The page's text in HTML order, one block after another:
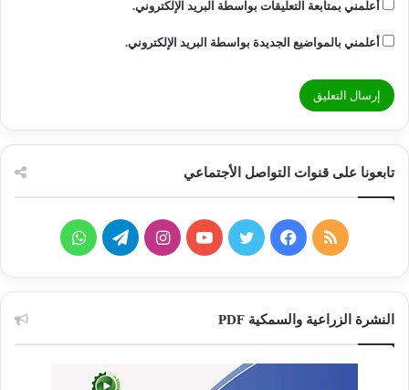
أعلمني بمتابعة التعليقات بواسطة البريد الإلكتروني.
أعلمني بالمواضيع الجديدة بواسطة البريد الإلكتروني.
تابعونا على قنوات التواصل الأجتماعي
ملخص
الموقع
فيسبوكتويتر يوتيوبانستقرامتيلقرامواتساب
النشرة الزراعية والسمكية PDF